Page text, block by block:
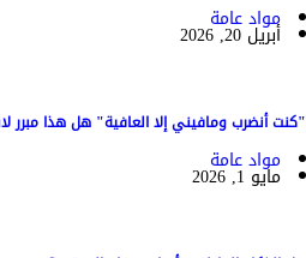
مواد عامة
أبريل 20, 2026
"كنت أنضرب ومافيني إلا العافية" هل هذا مبرر
مواد عامة
مايو 1, 2026